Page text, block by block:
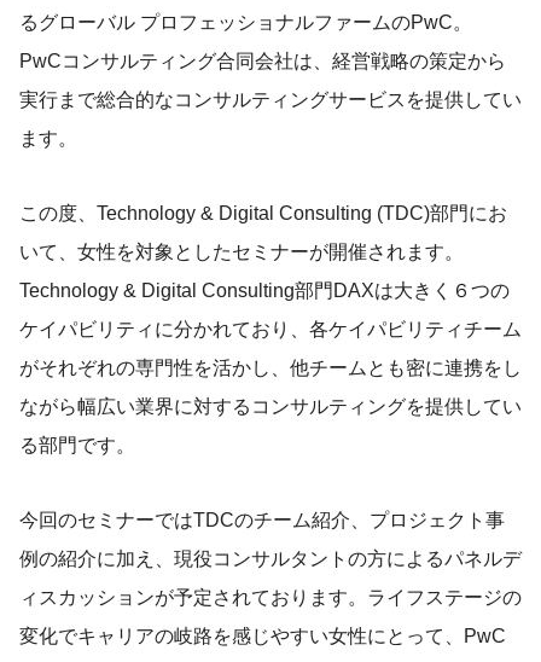
るグローバル プロフェッショナルファームのPwC。
PwCコンサルティング合同会社は、経営戦略の策定から
実行まで総合的なコンサルティングサービスを提供してい
ます。
この度、Technology & Digital Consulting (TDC)部門にお
いて、女性を対象としたセミナーが開催されます。
Technology & Digital Consulting部門DAXは大きく６つの
ケイパビリティに分かれており、各ケイパビリティチーム
がそれぞれの専門性を活かし、他チームとも密に連携をし
ながら幅広い業界に対するコンサルティングを提供してい
る部門です。
今回のセミナーではTDCのチーム紹介、プロジェクト事
例の紹介に加え、現役コンサルタントの方によるパネルデ
ィスカッションが予定されております。ライフステージの
変化でキャリアの岐路を感じやすい女性にとって、PwC